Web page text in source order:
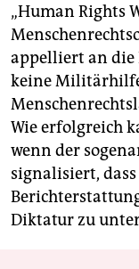
„Human Rights
appelliert an die
keine
Wie erfolgreich
wenn der
signalisiert,
Diktatur zu